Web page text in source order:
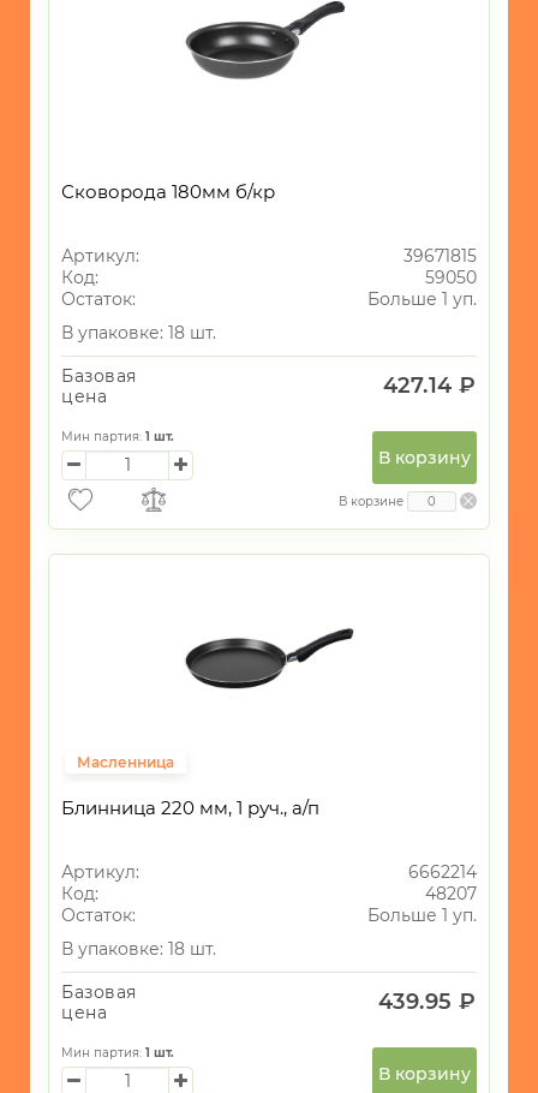
УНИКАЛЬНЫЕ
ГАЛАНТЕРЕЯ
ТЕКСТИЛЬ
ОСВЕЩЕНИЕ
ТОВАРЫ
ПИКНИКА
МОРСКАЯ
ТЕМАТИКА
Сковороды
Сковороды
Специальные
сковородок
1
алюминий
алюминий
литой
нержавейка 7
Сковорода 180мм б/кр
Артикул:
39671815
Код:
59050
Остаток:
Больше 1 уп.
В упаковке: 18 шт.
Базовая
цена
427.14 ₽
Мин партия: 1 шт.
В корзину
В корзине
Масленница
Блинница 220 мм, 1 руч., а/п
Артикул:
6662214
Код:
48207
Остаток:
Больше 1 уп.
В упаковке: 18 шт.
Базовая
цена
439.95 ₽
Мин партия: 1 шт.
В корзину